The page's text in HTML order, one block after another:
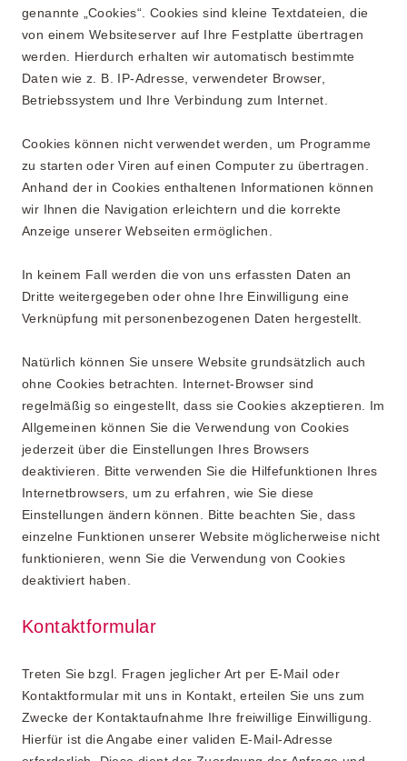
genannte „Cookies“. Cookies sind kleine Textdateien, die
von einem Websiteserver auf Ihre Festplatte übertragen
werden. Hierdurch erhalten wir automatisch bestimmte
Daten wie z. B. IP-Adresse, verwendeter Browser,
Betriebssystem und Ihre Verbindung zum Internet.
Cookies können nicht verwendet werden, um Programme
zu starten oder Viren auf einen Computer zu übertragen.
Anhand der in Cookies enthaltenen Informationen können
wir Ihnen die Navigation erleichtern und die korrekte
Anzeige unserer Webseiten ermöglichen.
In keinem Fall werden die von uns erfassten Daten an
Dritte weitergegeben oder ohne Ihre Einwilligung eine
Verknüpfung mit personenbezogenen Daten hergestellt.
Natürlich können Sie unsere Website grundsätzlich auch
ohne Cookies betrachten. Internet-Browser sind
regelmäßig so eingestellt, dass sie Cookies akzeptieren. Im
Allgemeinen können Sie die Verwendung von Cookies
jederzeit über die Einstellungen Ihres Browsers
deaktivieren. Bitte verwenden Sie die Hilfefunktionen Ihres
Internetbrowsers, um zu erfahren, wie Sie diese
Einstellungen ändern können. Bitte beachten Sie, dass
einzelne Funktionen unserer Website möglicherweise nicht
funktionieren, wenn Sie die Verwendung von Cookies
deaktiviert haben.
Kontaktformular
Treten Sie bzgl. Fragen jeglicher Art per E-Mail oder
Kontaktformular mit uns in Kontakt, erteilen Sie uns zum
Zwecke der Kontaktaufnahme Ihre freiwillige Einwilligung.
Hierfür ist die Angabe einer validen E-Mail-Adresse